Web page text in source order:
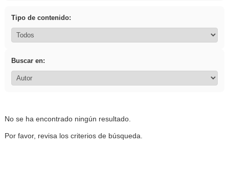
Tipo de contenido:
Buscar en:
No se ha encontrado ningún resultado.
Por favor, revisa los criterios de búsqueda.